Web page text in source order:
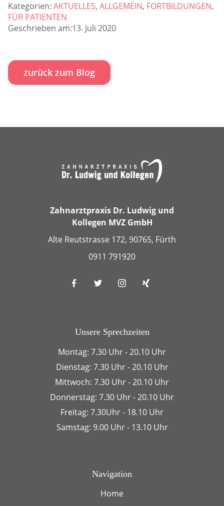
Kategorien: AKTUELLES, ALLGEMEIN, FORTBILDUNGEN,
FÜR PATIENTEN
Geschrieben am:13. Juli 2020
zurück zum Blog
Zahnarztpraxis Dr. Ludwig und
Kollegen MVZ GmbH
Alte Reutstrasse 172, 90765, Fürth
0911 791920
Unsere Sprechzeiten
Montag: 7.30 Uhr - 20.10 Uhr
Dienstag: 7.30 Uhr - 20.10 Uhr
Mittwoch: 7.30 Uhr - 20.10 Uhr
Donnerstag: 7.30 Uhr - 20.10 Uhr
Freitag: 7.30Uhr - 18.10 Uhr
Samstag: 9.00 Uhr - 13.10 Uhr
Navigation
Home